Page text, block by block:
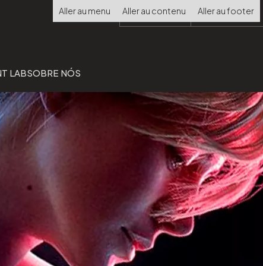
Aller au menu Aller au contenu Aller au footer
Choisir
la
LABSOBRE NÓS